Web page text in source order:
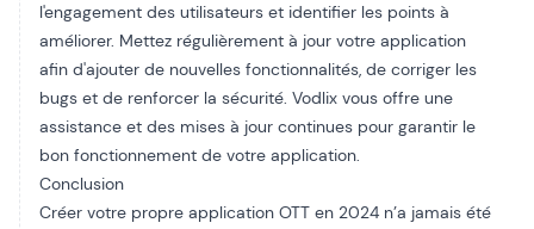
l'engagement des utilisateurs et identifier les points à
améliorer. Mettez régulièrement à jour votre application
afin d'ajouter de nouvelles fonctionnalités, de corriger les
bugs et de renforcer la sécurité. Vodlix vous offre une
assistance et des mises à jour continues pour garantir le
bon fonctionnement de votre application.
Conclusion
Créer votre propre application OTT en 2024 n’a jamais été